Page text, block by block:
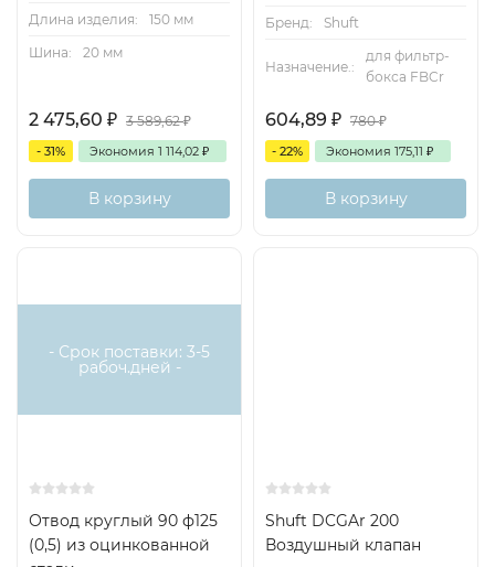
Длина изделия:
150 мм
Шина:
20 мм
2 475,60 ₽ 3 589,62₽
- 31% Экономия 1 114,02 ₽
В корзину
Бренд:
Shuft
Назначение.:
для фильтр-
бокса FBCr
604,89 ₽ 780₽
- 22% Экономия 175,11 ₽
В корзину
- Срок поставки: 3-5
рабоч.дней -
Отвод круглый 90 ф125
(0,5) из оцинкованной
Shuft DCGAr 200
Воздушный клапан